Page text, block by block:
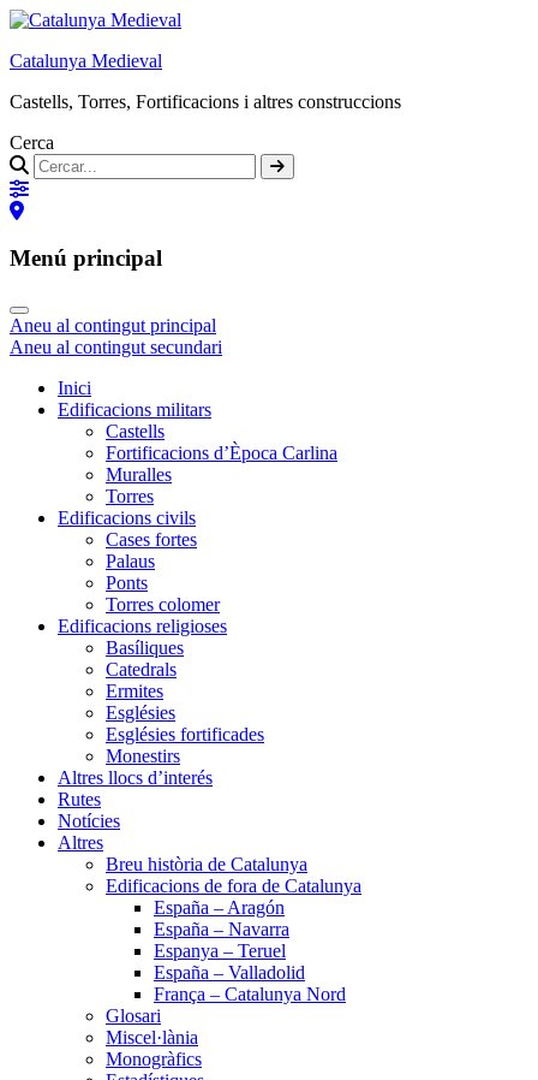
Catalunya Medieval
Castells, Torres, Fortificacions i altres construccions
Cerca
Menú principal
Aneu al contingut principal
Aneu al contingut secundari
Inici
Edificacions militars
Castells
Fortificacions d’Època Carlina
Muralles
Torres
Edificacions civils
Cases fortes
Palaus
Ponts
Torres colomer
Edificacions religioses
Basíliques
Catedrals
Ermites
Esglésies
Esglésies fortificades
Monestirs
Altres llocs d’interés
Rutes
Notícies
Altres
Breu història de Catalunya
Edificacions de fora de Catalunya
España – Aragón
España – Navarra
Espanya – Teruel
España – Valladolid
França – Catalunya Nord
Glosari
Miscel·lània
Monogràfics